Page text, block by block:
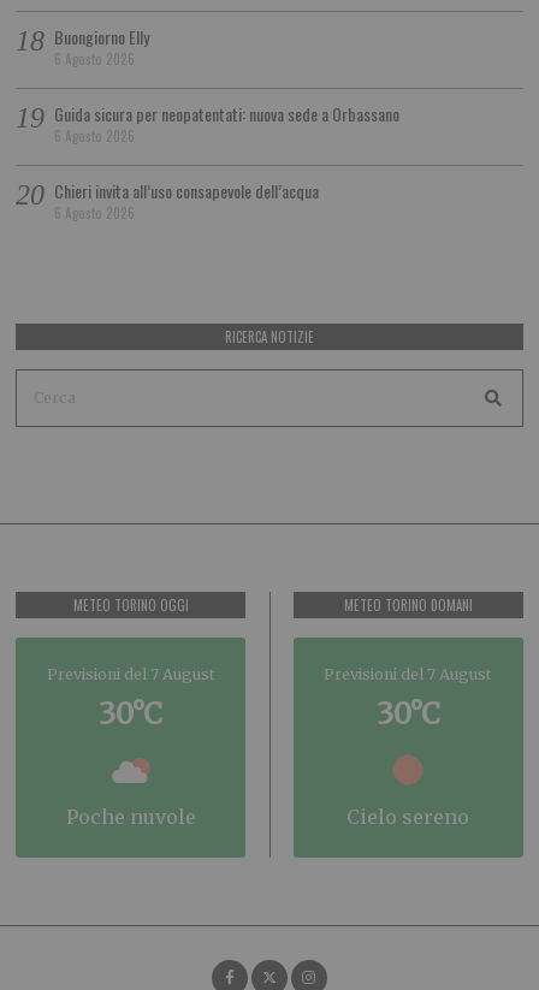
Buongiorno Elly
6 Agosto 2026
Guida sicura per neopatentati: nuova sede a Orbassano
6 Agosto 2026
Chieri invita all’uso consapevole dell’acqua
6 Agosto 2026
RICERCA NOTIZIE
METEO TORINO OGGI
Previsioni del 7 August
30°C
poche nuvole
METEO TORINO DOMANI
Previsioni del 7 August
30°C
cielo sereno